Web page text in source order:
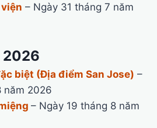
– Ngày 31 tháng 7 năm
2026
biệt (Địa điểm San Jose) –
năm 2026
– Ngày 19 tháng 8 năm